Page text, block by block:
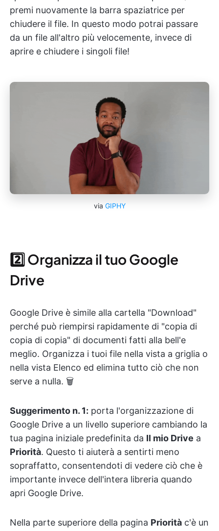
premi nuovamente la barra spaziatrice per
chiudere il file. In questo modo potrai passare
da un file all'altro più velocemente, invece di
aprire e chiudere i singoli file!
via GIPHY
2️⃣ Organizza il tuo Google
Drive
Google Drive è simile alla cartella "Download"
perché può riempirsi rapidamente di "copia di
copia di copia" di documenti fatti alla bell'e
meglio. Organizza i tuoi file nella vista a griglia o
nella vista Elenco ed elimina tutto ciò che non
serve a nulla. 🗑
Suggerimento n. 1: porta l'organizzazione di
Google Drive a un livello superiore cambiando la
tua pagina iniziale predefinita da Il mio Drive a
Priorità. Questo ti aiuterà a sentirti meno
sopraffatto, consentendoti di vedere ciò che è
importante invece dell'intera libreria quando
apri Google Drive.
Nella parte superiore della pagina Priorità c'è un